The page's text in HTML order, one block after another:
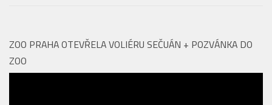
ZOO PRAHA OTEVŘELA VOLIÉRU SEČUÁN + POZVÁNKA DO
ZOO